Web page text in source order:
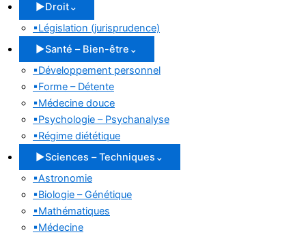
▶Droit⌄
▪Législation (jurisprudence)
▶Santé – Bien-être ⌄
▪Développement personnel
▪Forme – Détente
▪Médecine douce
▪Psychologie – Psychanalyse
▪Régime diététique
▶Sciences – Techniques ⌄
▪Astronomie
▪Biologie – Génétique
▪Mathématiques
▪Médecine